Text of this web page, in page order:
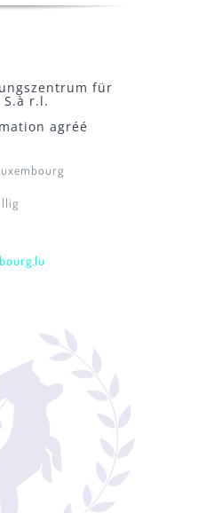
für
r.l.
agréé